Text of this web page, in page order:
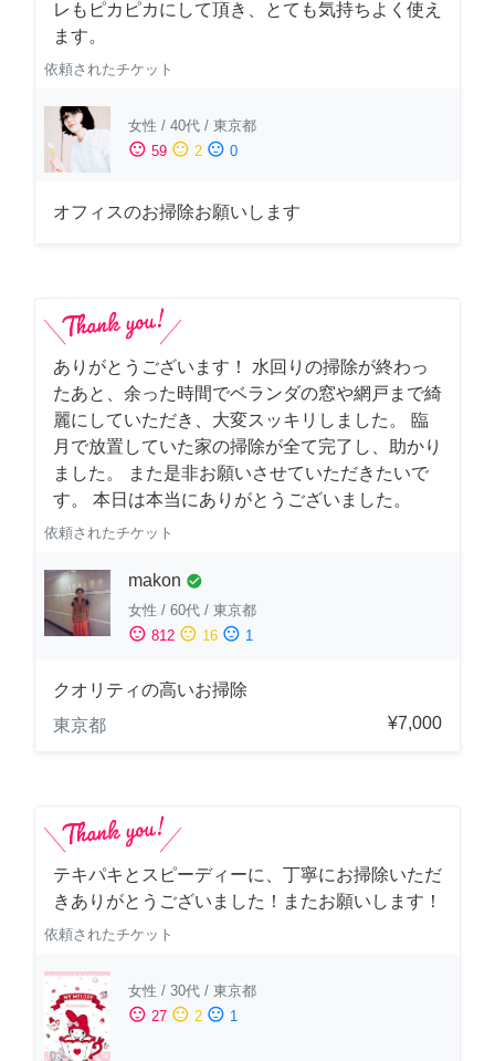
レもピカピカにして頂き、とても気持ちよく使え
ます。
依頼されたチケット
女性 / 40代 / 東京都
sentiment_satisfied 59 sentiment_neutral 2 sentiment_dissatisfied 0
オフィスのお掃除お願いします
ありがとうございます！ 水回りの掃除が終わっ
たあと、余った時間でベランダの窓や網戸まで綺
麗にしていただき、大変スッキリしました。 臨
月で放置していた家の掃除が全て完了し、助かり
ました。 また是非お願いさせていただきたいで
す。 本日は本当にありがとうございました。
依頼されたチケット
makon check_circle
女性 / 60代 / 東京都
sentiment_satisfied 812 sentiment_neutral 16 sentiment_dissatisfied 1
クオリティの高いお掃除
東京都
¥7,000
テキパキとスピーディーに、丁寧にお掃除いただ
きありがとうございました！またお願いします！
依頼されたチケット
女性 / 30代 / 東京都
sentiment_satisfied 27 sentiment_neutral 2 sentiment_dissatisfied 1